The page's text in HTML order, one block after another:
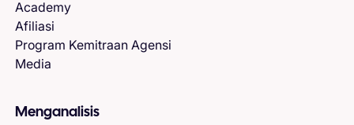
Academy
Afiliasi
Program Kemitraan Agensi
Media
Menganalisis